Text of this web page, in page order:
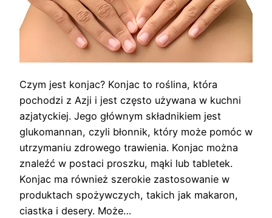
Czym jest konjac? Konjac to roślina, która
pochodzi z Azji i jest często używana w kuchni
azjatyckiej. Jego głównym składnikiem jest
glukomannan, czyli błonnik, który może pomóc w
utrzymaniu zdrowego trawienia. Konjac można
znaleźć w postaci proszku, mąki lub tabletek.
Konjac ma również szerokie zastosowanie w
produktach spożywczych, takich jak makaron,
ciastka i desery. Może…